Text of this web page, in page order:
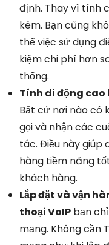
định. Thay vì tính
kém. Bạn cũng
thể việc sử dụng
kiệm chi phí hơn
thống.
Tính di động cao
Bất cứ nơi nào có
gọi và nhận các
tác. Điều này giúp
hàng tiềm năng
khách hàng.
Lắp đặt và vận
thoại VoIP bạn
mạng. Không cần